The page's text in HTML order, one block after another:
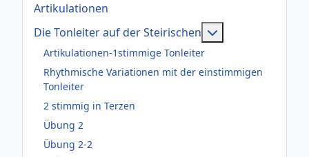
Artikulationen
Die Tonleiter auf der Steirischen
Artikulationen-1stimmige Tonleiter
Rhythmische Variationen mit der einstimmigen
Tonleiter
2 stimmig in Terzen
Übung 2
Übung 2-2